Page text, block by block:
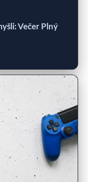
Večer Plný